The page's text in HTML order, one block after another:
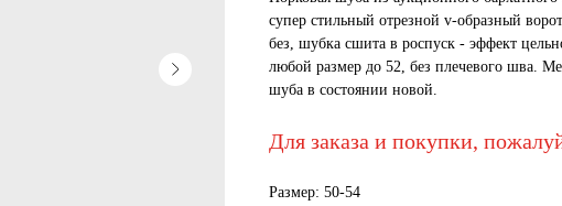
супер стильный отрезной v-образный
без, шубка сшита в роспуск - эффект
любой размер до 52, без плечевого шва.
шуба в состоянии новой.
Для заказа и покупки,
Размер: 50-54